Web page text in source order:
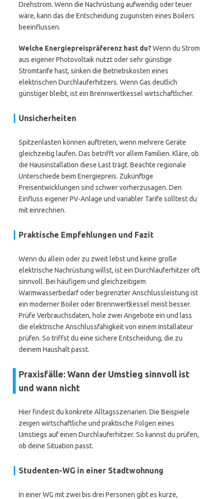
Drehstrom. Wenn die Nachrüstung aufwendig oder teuer
wäre, kann das die Entscheidung zugunsten eines Boilers
beeinflussen.
Welche Energiepreispräferenz hast du? Wenn du Strom
aus eigener Photovoltaik nutzt oder sehr günstige
Stromtarife hast, sinken die Betriebskosten eines
elektrischen Durchlauferhitzers. Wenn Gas deutlich
günstiger bleibt, ist ein Brennwertkessel wirtschaftlicher.
Unsicherheiten
Spitzenlasten können auftreten, wenn mehrere Geräte
gleichzeitig laufen. Das betrifft vor allem Familien. Kläre, ob
die Hausinstallation diese Last trägt. Beachte regionale
Unterschiede beim Energiepreis. Zukünftige
Preisentwicklungen sind schwer vorherzusagen. Den
Einfluss eigener PV-Anlage und variabler Tarife solltest du
mit einrechnen.
Praktische Empfehlungen und Fazit
Wenn du allein oder zu zweit lebst und keine große
elektrische Nachrüstung willst, ist ein Durchlauferhitzer oft
sinnvoll. Bei häufigem und gleichzeitigem
Warmwasserbedarf oder begrenzter Anschlussleistung ist
ein moderner Boiler oder Brennwertkessel meist besser.
Prüfe Verbrauchsdaten, hole zwei Angebote ein und lass
die elektrische Anschlussfähigkeit von einem Installateur
prüfen. So triffst du eine sichere Entscheidung, die zu
deinem Haushalt passt.
Praxisfälle: Wann der Umstieg sinnvoll ist
und wann nicht
Hier findest du konkrete Alltagsszenarien. Die Beispiele
zeigen wirtschaftliche und praktische Folgen eines
Umstiegs auf einen Durchlauferhitzer. So kannst du prüfen,
ob deine Situation passt.
Studenten-WG in einer Stadtwohnung
In einer WG mit zwei bis drei Personen gibt es kurze,